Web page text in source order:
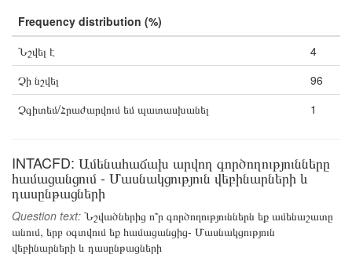
Frequency distribution (%)
Նշվել է
4
Չի նշվել
96
Չգիտեմ/Հրաժարվում եմ պատասխանել
1
INTACFD: Ամենահաճախ արվող գործողությունները
համացանցում - Մասնակցություն վեբինարների և
դասընթացների
Question text: Նշվածներից ո՞ր գործողություններն եք ամենաշատը
անում, երբ օգտվում եք համացանցից- Մասնակցություն
վեբինարների և դասընթացների